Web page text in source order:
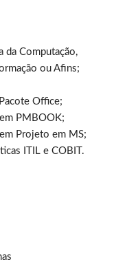
da Computação,
ou Afins;
Office;
PMBOOK;
Projeto em MS;
ITIL e COBIT.